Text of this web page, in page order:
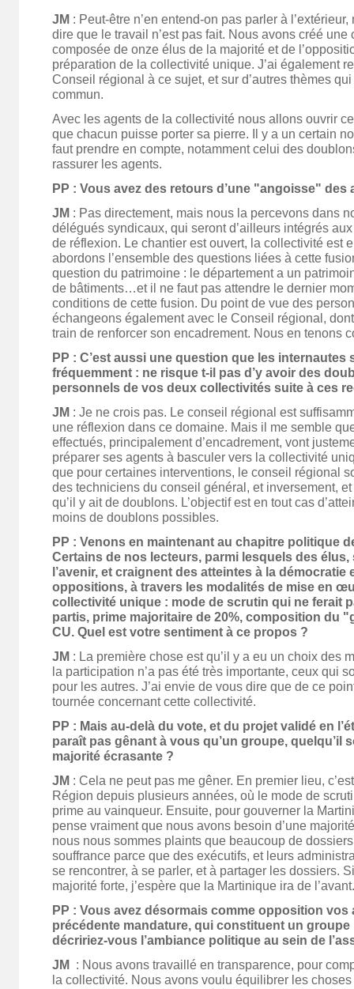
JM : Peut-être n’en entend-on pas parler à
dire que le travail n’est pas fait. Nous avons créé une
composée de onze élus de la majorité et de
préparation de la collectivité unique. J’ai également
Conseil régional à ce sujet, et sur d’autres thèmes
commun.
Avec les agents de la collectivité nous allons ouvrir
que chacun puisse porter sa pierre. Il y a un certain
faut prendre en compte, notamment celui des
rassurer les agents.
PP : Vous avez des retours d’une "angoisse" des
JM : Pas directement, mais nous la percevons dans
délégués syndicaux, qui seront d’ailleurs intégrés
de réflexion. Le chantier est ouvert, la collectivité est
abordons l’ensemble des questions liées à cette
question du patrimoine : le département a un
de bâtiments…et il ne faut pas attendre le dernier
conditions de cette fusion. Du point de vue des
échangeons également avec le Conseil régional,
train de renforcer son encadrement. Nous en tenons
PP : C’est aussi une question que les internautes
fréquemment : ne risque t-il pas d’y avoir des
personnels de vos deux collectivités suite à ces
JM : Je ne crois pas. Le conseil régional est
une réflexion dans ce domaine. Mais il me semble
effectués, principalement d’encadrement, vont
préparer ses agents à basculer vers la collectivité
que pour certaines interventions, le conseil régional
des techniciens du conseil général, et inversement,
qu’il y ait de doublons. L’objectif est en tout cas
moins de doublons possibles.
PP : Venons en maintenant au chapitre politique
Certains de nos lecteurs, parmi lesquels des élus,
l’avenir, et craignent des atteintes à la démocratie
oppositions, à travers les modalités de mise en
collectivité unique : mode de scrutin qui ne ferait
partis, prime majoritaire de 20%, composition du
CU. Quel est votre sentiment à ce propos ?
JM : La première chose est qu’il y a eu un choix des
la participation n’a pas été très importante, ceux qui
pour les autres. J’ai envie de vous dire que de ce
tournée concernant cette collectivité.
PP : Mais au-delà du vote, et du projet validé en
paraît pas gênant à vous qu’un groupe, quelqu’il
majorité écrasante ?
JM : Cela ne peut pas me gêner. En premier lieu,
Région depuis plusieurs années, où le mode de
prime au vainqueur. Ensuite, pour gouverner la
pense vraiment que nous avons besoin d’une
nous nous sommes plaints que beaucoup de
souffrance parce que des exécutifs, et leurs
se rencontrer, à se parler, et à partager les dossiers.
majorité forte, j’espère que la Martinique ira de l’avant.
PP : Vous avez désormais comme opposition vos
précédente mandature, qui constituent un
décririez-vous l’ambiance politique au sein de
JM : Nous avons travaillé en transparence, pour
la collectivité. Nous avons voulu équilibrer les